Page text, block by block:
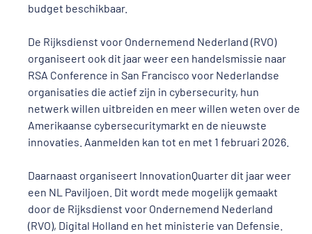
budget beschikbaar.
De Rijksdienst voor Ondernemend Nederland (RVO)
organiseert ook dit jaar weer een handelsmissie naar
RSA Conference in San Francisco voor Nederlandse
organisaties die actief zijn in cybersecurity, hun
netwerk willen uitbreiden en meer willen weten over de
Amerikaanse cybersecuritymarkt en de nieuwste
innovaties. Aanmelden kan tot en met 1 februari 2026.
Daarnaast organiseert InnovationQuarter dit jaar weer
een NL Paviljoen. Dit wordt mede mogelijk gemaakt
door de Rijksdienst voor Ondernemend Nederland
(RVO), Digital Holland en het ministerie van Defensie.